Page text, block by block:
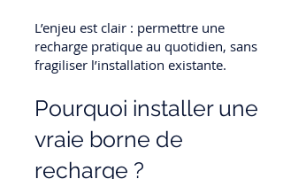
L’enjeu est clair : permettre une
recharge pratique au quotidien, sans
fragiliser l’installation existante.
Pourquoi installer une
vraie borne de
recharge ?